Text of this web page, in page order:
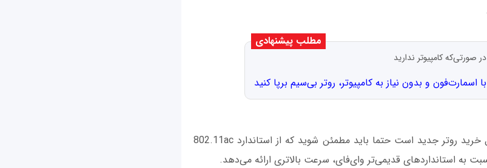
مطلب پیشنهادی
در صورتی‌که کامپیوتر ندارید
با اسمارت‌فون و بدون نیاز به کامپیوتر، روتر بی‌سیم برپا کنید
اگر برای شما سرعت مهم‌ترین دلیل خرید روتر جدید است حتما باید مطمئن شوید که از استاندارد 802.11ac